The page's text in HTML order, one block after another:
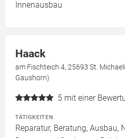
Innenausbau
Haack
am Fischteich 4, 25693 St.
Gaushorn)
5 mit einer
TÄTIGKEITEN
Reparatur, Beratung, Ausbau,